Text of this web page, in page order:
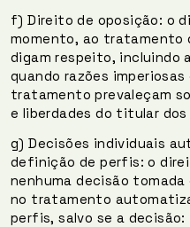
f) Direito de oposição: o
momento, ao tratamento
digam respeito, incluindo
quando razões
tratamento prevaleçam
e liberdades do titular dos
g) Decisões individuais
definição de perfis: o
nenhuma decisão
no tratamento
perfis, salvo se a decisão: